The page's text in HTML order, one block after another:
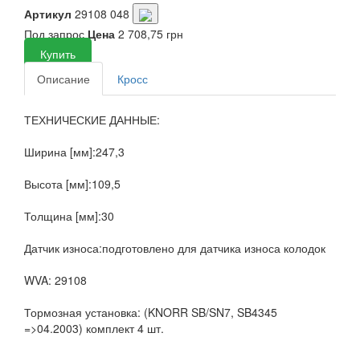
Артикул 29108 048
Под запрос Цена 2 708,75 грн
Купить
Описание
Кросс
ТЕХНИЧЕСКИЕ ДАННЫЕ:
Ширина [мм]:247,3
Высота [мм]:109,5
Толщина [мм]:30
Датчик износа:подготовлено для датчика износа колодок
WVA: 29108
Тормозная установка: (KNORR SB/SN7, SB4345
=>04.2003) комплект 4 шт.